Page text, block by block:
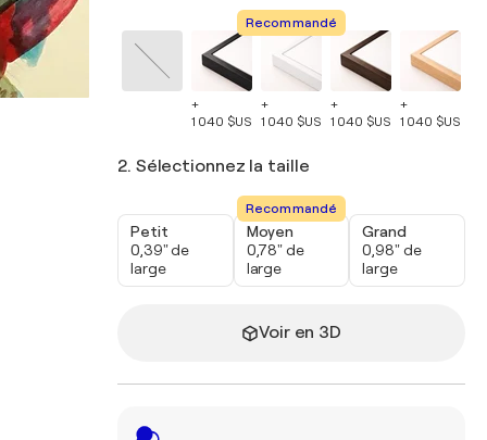
+
1 040 $US
Recommandé
+
1 040 $US
+
1 040 $US
+
1 040 $US
2. Sélectionnez la taille
Petit
0,39" de
large
Recommandé
Moyen
0,78" de
large
Grand
0,98" de
large
Voir en 3D